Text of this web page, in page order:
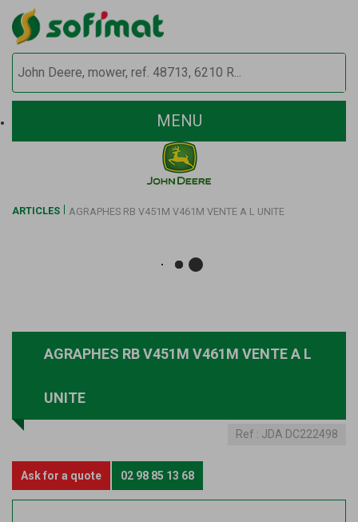
MENU
ARTICLES AGRAPHES RB V451M V461M VENTE A L UNITE
AGRAPHES RB V451M V461M VENTE A L
UNITE
Ref : JDA DC222498
Ask for a quote 02 98 85 13 68